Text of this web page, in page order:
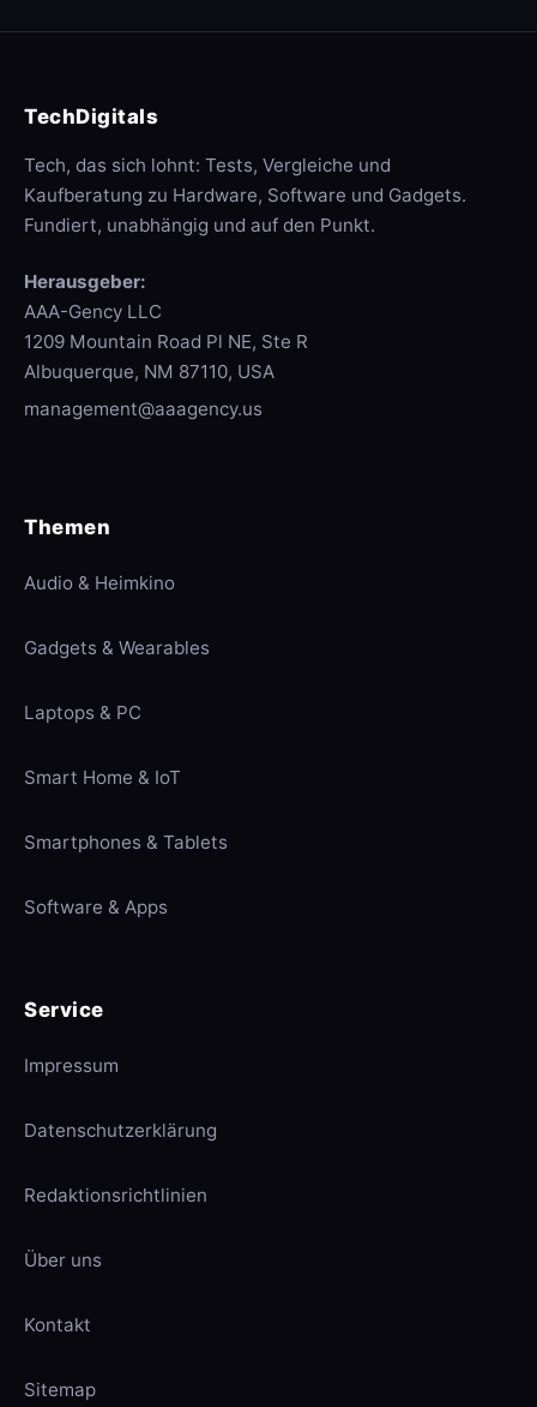
TechDigitals
Tech, das sich lohnt: Tests, Vergleiche und
Kaufberatung zu Hardware, Software und Gadgets.
Fundiert, unabhängig und auf den Punkt.
Herausgeber:
AAA-Gency LLC
1209 Mountain Road Pl NE, Ste R
Albuquerque, NM 87110, USA
management@aaagency.us
Themen
Audio & Heimkino
Gadgets & Wearables
Laptops & PC
Smart Home & IoT
Smartphones & Tablets
Software & Apps
Service
Impressum
Datenschutzerklärung
Redaktionsrichtlinien
Über uns
Kontakt
Sitemap